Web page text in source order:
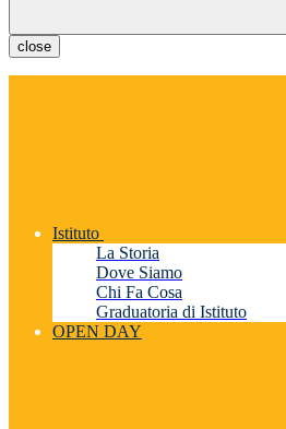
close
Istituto
La Storia
Dove Siamo
Chi Fa Cosa
Graduatoria di Istituto
OPEN DAY